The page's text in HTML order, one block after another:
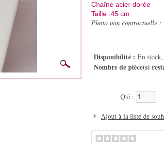
Chaîne acier dorée
Taille :45 cm
Photo non contractuelle
Disponibilité : En
Nombre de pièce(s)
Qté :
Ajout à la liste de